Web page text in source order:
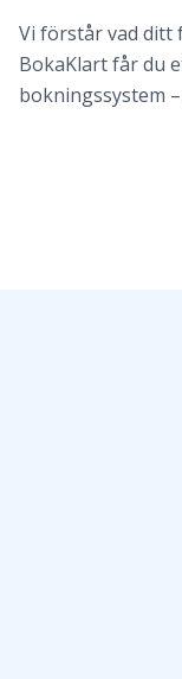
Vi förstår vad ditt
BokaKlart får du
bokningssystem